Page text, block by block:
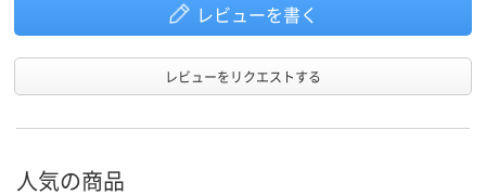
レビューを書く
レビューをリクエストする
人気の商品